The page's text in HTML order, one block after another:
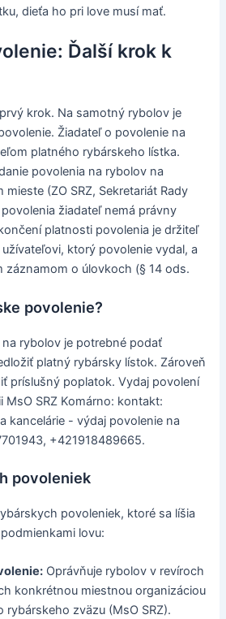
dieťa ho pri love musí mať.
Ďalší krok k
krok. Na samotný rybolov je
Žiadateľ o povolenie na
platného rybárskeho lístka.
povolenia na rybolov na
(ZO SRZ, Sekretariát Rady
žiadateľ nemá právny
platnosti povolenia je držiteľ
ktorý povolenie vydal, a
záznamom o úlovkoch (§ 14 ods.
povolenie?
rybolov je potrebné podať
platný rybársky lístok. Zároveň
príslušný poplatok. Vydaj povolení
MsO SRZ Komárno: kontakt:
kancelárie - výdaj povolenie na
+421918489665.
povoleniek
povoleniek, ktoré sa líšia
lovu:
Oprávňuje rybolov v revíroch
konkrétnou miestnou organizáciou
rybárskeho zväzu (MsO SRZ).